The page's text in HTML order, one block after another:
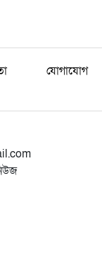
যোগাযোগ